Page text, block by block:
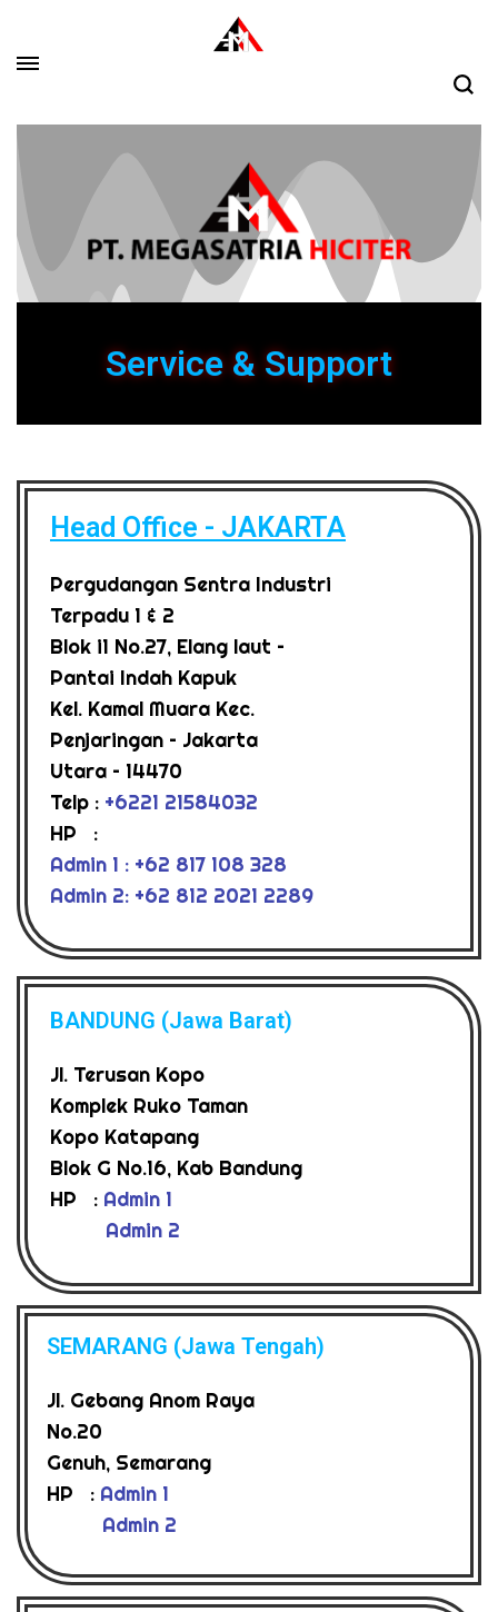
Service & Support
Head Office - JAKARTA
Pergudangan Sentra Industri
Terpadu 1 & 2
Blok i1 No.27, Elang laut –
Pantai Indah Kapuk
Kel. Kamal Muara Kec.
Penjaringan – Jakarta
Utara – 14470
Telp : +6221 21584032
HP :
Admin 1 : +62 817 108 328
Admin 2: +62 812 2021 2289
BANDUNG (Jawa Barat)
Jl. Terusan Kopo
Komplek Ruko Taman
Kopo Katapang
Blok G No.16, Kab Bandung
HP : Admin 1
Admin 2
SEMARANG (Jawa Tengah)
Jl. Gebang Anom Raya
No.20
Genuh, Semarang
HP : Admin 1
Admin 2